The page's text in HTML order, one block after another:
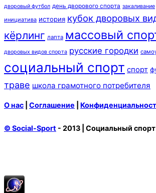
дворовый футбол день дворового спорта закаливание
инициатива история кубок дворовых
кёрлинг лапта массовый
дворовых видов спорта русские городки
социальный спорт спорт
траве школа грамотного потребителя
О нас Соглашение
© Social-Sport - 2013 | Социальный спорт